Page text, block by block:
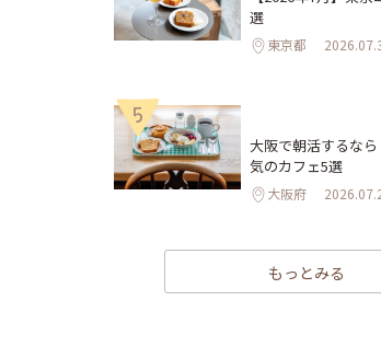
選
東京都
5
大阪で朝活するな
気のカフェ5選
大阪府
もっとみる